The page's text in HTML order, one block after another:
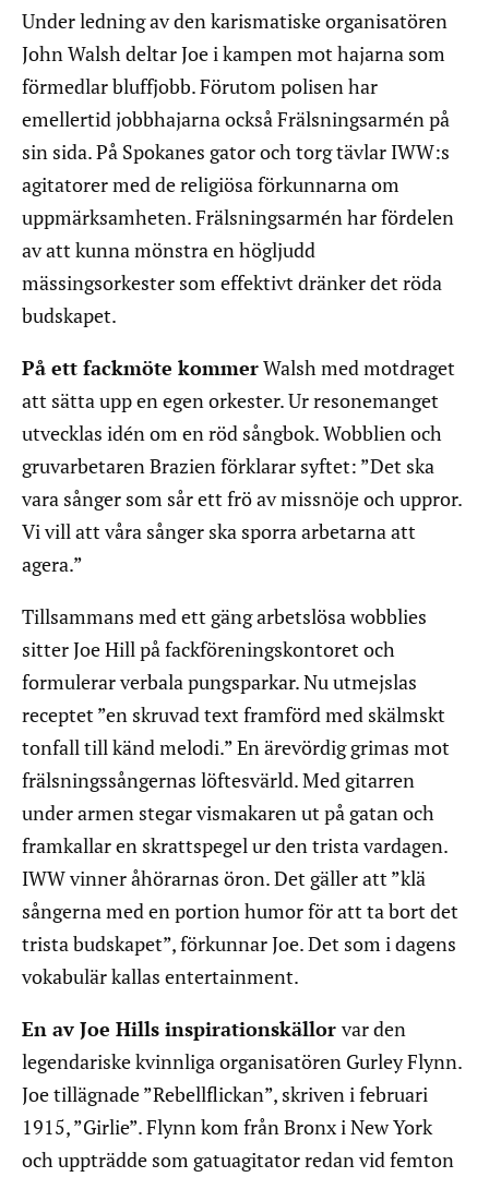
Under ledning av den karismatiske organisatören
John Walsh deltar Joe i kampen mot hajarna som
förmedlar bluffjobb. Förutom polisen har
emellertid jobbhajarna också Frälsningsarmén på
sin sida. På Spokanes gator och torg tävlar IWW:s
agitatorer med de religiösa förkunnarna om
uppmärksamheten. Frälsningsarmén har fördelen
av att kunna mönstra en högljudd
mässingsorkester som effektivt dränker det röda
budskapet.
På ett fackmöte kommerWalsh med motdraget
att sätta upp en egen orkester. Ur resonemanget
utvecklas idén om en röd sångbok. Wobblien och
gruvarbetaren Brazien förklarar syftet: ”Det ska
vara sånger som sår ett frö av missnöje och uppror.
Vi vill att våra sånger ska sporra arbetarna att
agera.”
Tillsammans med ett gäng arbetslösa wobblies
sitter Joe Hill på fackföreningskontoret och
formulerar verbala pungsparkar. Nu utmejslas
receptet ”en skruvad text framförd med skälmskt
tonfall till känd melodi.” En ärevördig grimas mot
frälsningssångernas löftesvärld. Med gitarren
under armen stegar vismakaren ut på gatan och
framkallar en skrattspegel ur den trista vardagen.
IWW vinner åhörarnas öron. Det gäller att ”klä
sångerna med en portion humor för att ta bort det
trista budskapet”, förkunnar Joe. Det som i dagens
vokabulär kallas entertainment.
En av Joe Hills inspirationskällor var den
legendariske kvinnliga organisatören Gurley Flynn.
Joe tillägnade ”Rebellflickan”, skriven i februari
1915, ”Girlie”. Flynn kom från Bronx i New York
och uppträdde som gatuagitator redan vid femton